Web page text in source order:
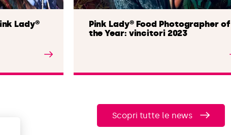
Lady®
Pink Lady® Food Photographer of
the Year: vincitori 2023
Scopri tutte le news